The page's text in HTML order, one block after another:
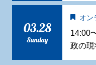
03.28
Sunday
オン
14:00
政の現